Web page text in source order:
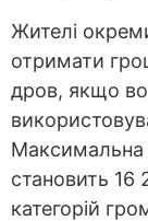
Жителі
отримати
дров, якщо
Максимальна
становить 16
категорій